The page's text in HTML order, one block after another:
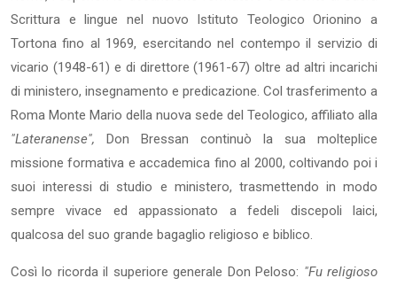
Scrittura e lin­gue nel nuovo Istituto Teologico Orionino a
Tortona fino al 1969, esercitan­do nel contempo il servizio di
vicario (1948-61) e di direttore (1961-67) oltre ad altri incarichi
di ministero, insegnamento e predicazione. Col trasferimento a
Roma Monte Mario della nuova sede del Teologico, affiliato alla
"Lateranense", Don Bressan continuò la sua molteplice
missione formativa e accademica fino al 2000, coltivando poi i
suoi interessi di studio e ministero, tra­smettendo in modo
sempre vivace ed appassionato a fedeli discepoli laici,
qualcosa del suo grande bagaglio religioso e biblico.
Così lo ricorda il superiore generale Don Peloso: "Fu religioso